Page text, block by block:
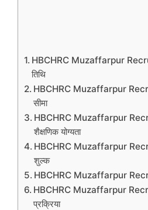
HBCHRC Muzaffarpur
तिथि
HBCHRC Muzaffarpur
सीमा
HBCHRC Muzaffarpur
शैक्षणिक योग्यता
HBCHRC Muzaffarpur
शुल्क
HBCHRC Muzaffarpur
HBCHRC Muzaffarpur
प्रक्रिया